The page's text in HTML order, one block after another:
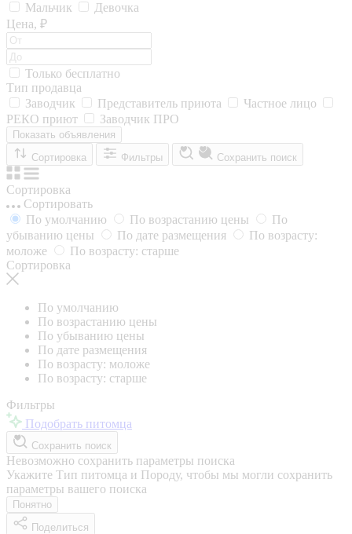
Мальчик
Девочка
Цена, ₽
Только бесплатно
Тип продавца
Заводчик
Представитель приюта
Частное лицо
РЕКО приют
Заводчик ПРО
Показать объявления
Сортировка
Фильтры Сохранить поиск
Сортировка
Сортировать
По умолчанию
По возрастанию цены
По
убыванию цены
По дате размещения
По возрасту:
моложе
По возрасту: старше
Сортировка
По умолчанию
По возрастанию цены
По убыванию цены
По дате размещения
По возрасту: моложе
По возрасту: старше
Фильтры
Подобрать питомца
Сохранить поиск
Невозможно сохранить параметры поиска
Укажите Тип питомца и Породу, чтобы мы могли сохранить
параметры вашего поиска
Понятно
Поделиться